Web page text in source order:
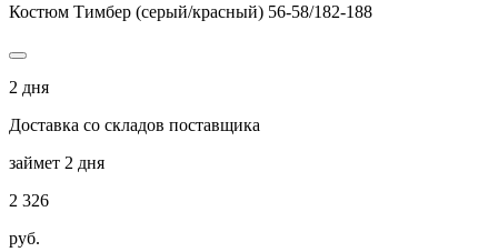
Костюм Тимбер (серый/красный) 56-58/182-188
2 дня
Доставка со складов поставщика
займет 2 дня
2 326
руб.